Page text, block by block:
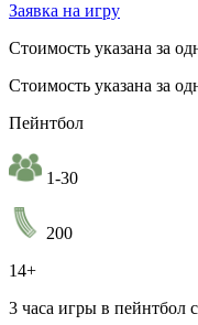
Заявка на игру
Стоимость указана за
Стоимость указана за
Пейнтбол
1-30
200
14+
3 часа игры в пейнтбол